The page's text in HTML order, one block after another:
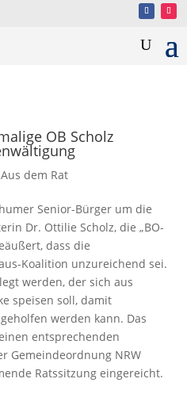
OB Scholz
Aus dem Rat
Senior-Bürger um die
Dr. Ottilie Scholz, die „BO-
dass die
Koalition unzureichend sei.
werden, der sich aus
speisen soll, damit
werden kann. Das
entsprechenden
Gemeindeordnung NRW
Ratssitzung eingereicht.